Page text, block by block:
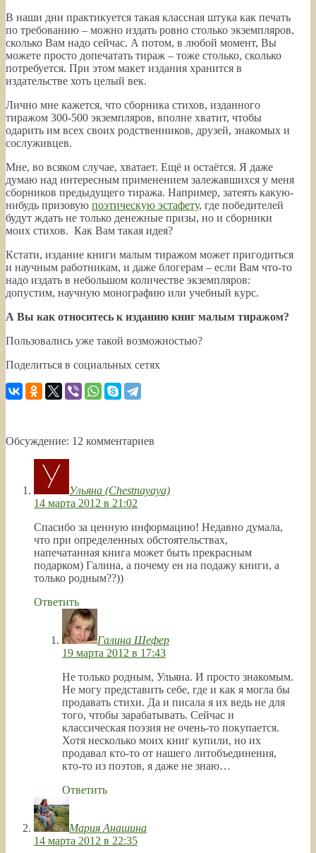
В наши дни практикуется такая классная штука как печать
по требованию – можно издать ровно столько экземпляров,
сколько Вам надо сейчас. А потом, в любой момент, Вы
можете просто допечатать тираж – тоже столько, сколько
потребуется. При этом макет издания хранится в
издательстве хоть целый век.
Лично мне кажется, что сборника стихов, изданного
тиражом 300-500 экземпляров, вполне хватит, чтобы
одарить им всех своих родственников, друзей, знакомых и
сослуживцев.
Мне, во всяком случае, хватает. Ещё и остаётся. Я даже
думаю над интересным применением залежавшихся у меня
сборников предыдущего тиража. Например, затеять какую-
нибудь призовую поэтическую эстафету, где победителей
будут ждать не только денежные призы, но и сборники
моих стихов. Как Вам такая идея?
Кстати, издание книги малым тиражом может пригодиться
и научным работникам, и даже блогерам – если Вам что-то
надо издать в небольшом количестве экземпляров:
допустим, научную монографию или учебный курс.
А Вы как относитесь к изданию книг малым тиражом?
Пользовались уже такой возможностью?
Поделиться в социальных сетях
Обсуждение: 12 комментариев
Ульяна (Chestnayaya)
14 марта 2012 в 21:02
Спасибо за ценную информацию! Недавно думала,
что при определенных обстоятельствах,
напечатанная книга может быть прекрасным
подарком) Галина, а почему ен на подажу книги, а
только родным??))
Ответить
Галина Шефер
19 марта 2012 в 17:43
Не только родным, Ульяна. И просто знакомым.
Не могу представить себе, где и как я могла бы
продавать стихи. Да и писала я их ведь не для
того, чтобы зарабатывать. Сейчас и
классическая поэзия не очень-то покупается.
Хотя несколько моих книг купили, но их
продавал кто-то от нашего литобъединения,
кто-то из поэтов, я даже не знаю…
Ответить
Мария Анашина
14 марта 2012 в 22:35